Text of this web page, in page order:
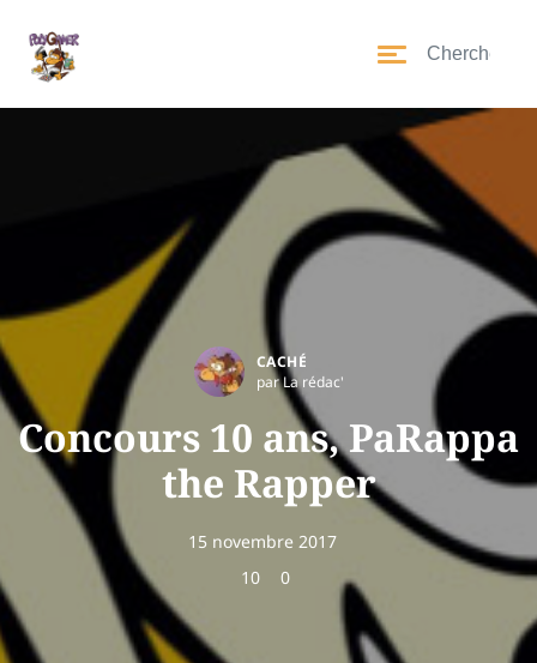
CACHÉ
par La rédac'
Concours 10 ans, PaRappa
the Rapper
15 novembre 2017
10
0